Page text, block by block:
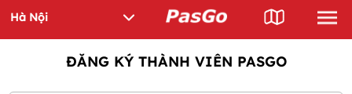
ĐĂNG KÝ THÀNH VIÊN PASGO